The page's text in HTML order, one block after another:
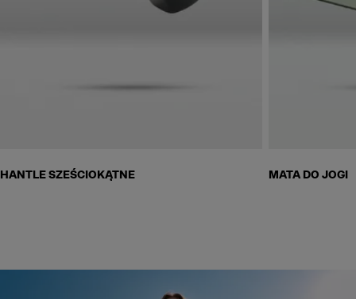
HANTLE SZEŚCIOKĄTNE MATA DO JOGI